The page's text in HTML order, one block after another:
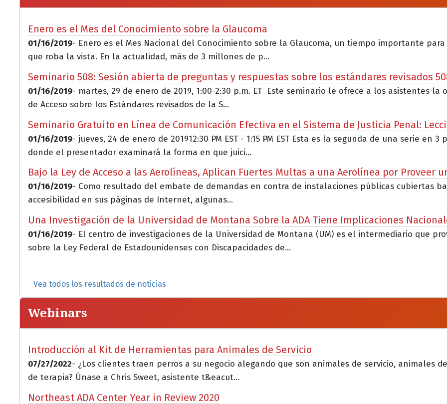
Enero es el Mes del Conocimiento sobre la Glaucoma
01/16/2019- Enero es el Mes Nacional del Conocimiento sobre la Glaucoma, un tiempo importante
que roba la vista. En la actualidad, más de 3 millones de p...
Seminario 508: Sesión abierta de preguntas y respuestas sobre los estándares revisados
01/16/2019- martes, 29 de enero de 2019, 1:00-2:30 p.m. ET Este seminario le ofrece a los asistentes
de Acceso sobre los Estándares revisados de la S...
Seminario Gratuito en Línea de Comunicación Efectiva en el Sistema de Justicia Penal:
01/16/2019- jueves, 24 de enero de 201912:30 PM EST - 1:15 PM EST Esta es la segunda de una serie en
donde el presentador examinará la forma en que juici...
Bajo la Ley de Acceso a las Aerolíneas, Aplican Fuertes Multas a una Aerolínea por Proveer
01/16/2019- Como resultado del embate de demandas en contra de instalaciones públicas cubiertas
accesibilidad en sus páginas de Internet, algunas...
Una Investigación de la Universidad de Montana Sobre la ADA Tiene Implicaciones
01/16/2019- El centro de investigaciones de la Universidad de Montana (UM) es el intermediario que
sobre la Ley Federal de Estadounidenses con Discapacidades de...
Vea todos los resultados de noticias
Webinars
Introducción al Kit de Herramientas para Animales de Servicio
07/27/2022- ¿Los clientes traen perros a su negocio alegando que son animales de servicio, animales
de terapia? Únase a Chris Sweet, asistente t&eacut...
Northeast ADA Center Year in Review 2020